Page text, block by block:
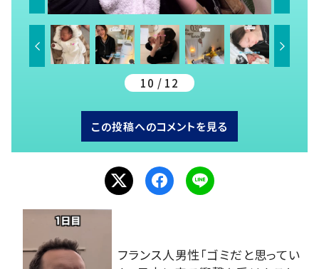
10 / 12
この投稿へのコメントを見る
フランス人男性「ゴミだと思ってい